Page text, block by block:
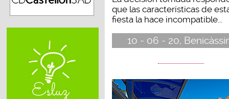
que las características de
fiesta la hace incompatible...
10 - 06 - 20,